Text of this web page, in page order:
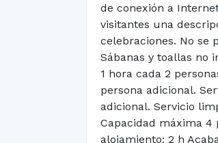
de conexión a
visitantes una
celebraciones. No se
Sábanas y toallas no
1 hora cada 2
persona adicional.
adicional. Servicio
Capacidad máxima 4
alojamiento: 2 h